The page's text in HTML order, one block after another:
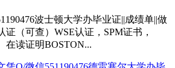
波士顿大学办毕业证||成绩单||做
（可查）WSE认证，SPM证书，
在读证明BOSTON...